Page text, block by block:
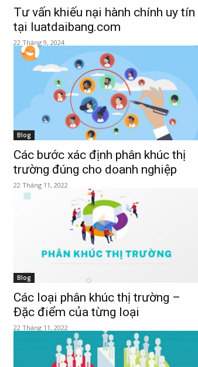
là
sức
mạnh
Tư vấn khiếu nại hành chính uy tín
tại luatdaibang.com
22 Tháng 9, 2024
Blog
Các bước xác định phân khúc thị
trường đúng cho doanh nghiệp
22 Tháng 11, 2022
Blog
Các loại phân khúc thị trường –
Đặc điểm của từng loại
22 Tháng 11, 2022